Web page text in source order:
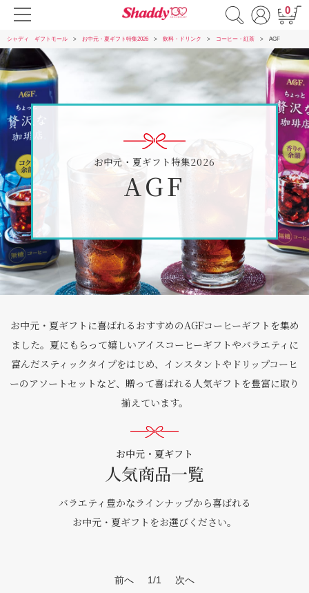
0
シャディ ギフトモール お中元・夏ギフト特集2026 飲料・ドリンク コーヒー・紅茶 AGF
お中元・夏ギフト特集2026
AGF
お中元・夏ギフトに喜ばれるおすすめのAGFコーヒーギフトを集め
ました。夏にもらって嬉しいアイスコーヒーギフトやバラエティに
富んだスティックタイプをはじめ、インスタントやドリップコーヒ
ーのアソートセットなど、贈って喜ばれる人気ギフトを豊富に取り
揃えています。
お中元・夏ギフト
人気商品一覧
バラエティ豊かなラインナップから喜ばれる
お中元・夏ギフトをお選びください。
前へ 1/1 次へ